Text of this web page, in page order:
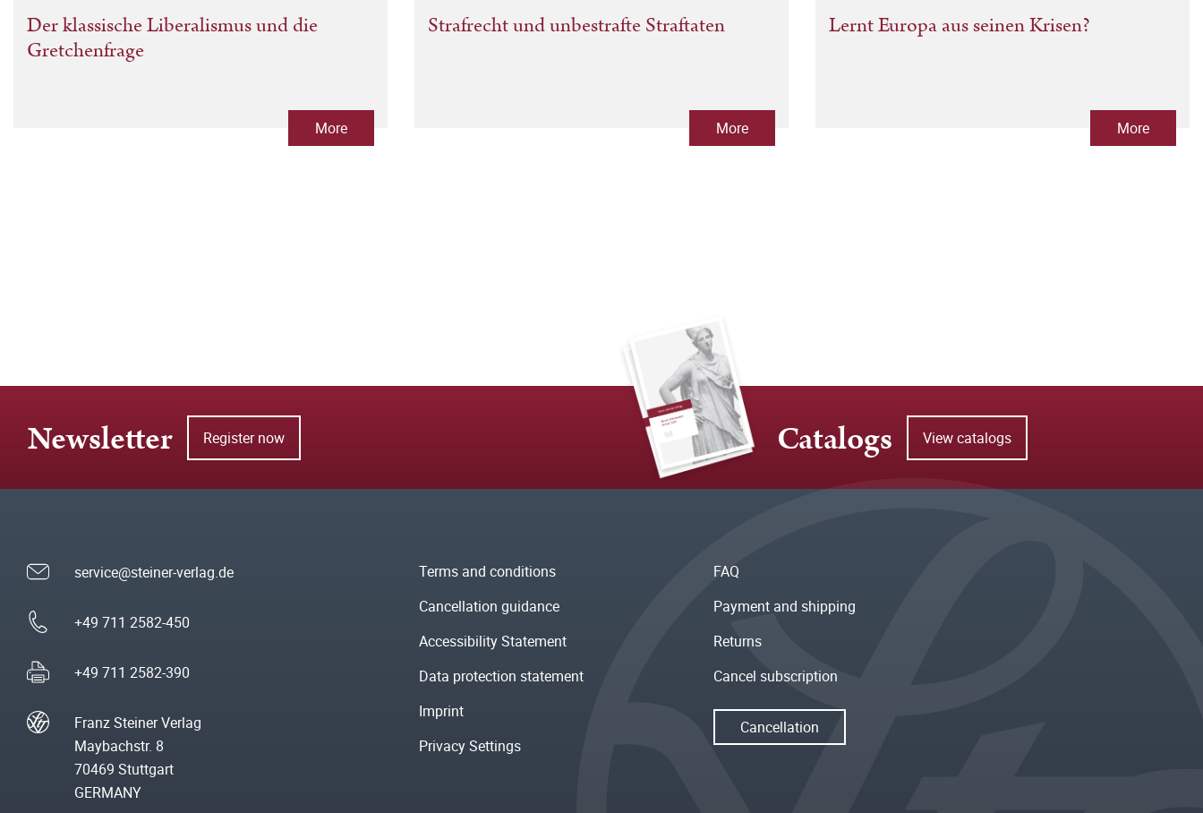
Der klassische Liberalismus und die
Gretchenfrage
More
Strafrecht und unbestrafte Straftaten
More
Lernt Europa aus seinen Krisen?
More
Newsletter Register now Catalogs View catalogs
service@steiner-verlag.de
+49 711 2582-450
+49 711 2582-390
Franz Steiner Verlag
Maybachstr. 8
70469 Stuttgart
GERMANY
Terms and conditions
Cancellation guidance
Accessibility Statement
Data protection statement
Imprint
Privacy Settings
FAQ
Payment and shipping
Returns
Cancel subscription
Cancellation